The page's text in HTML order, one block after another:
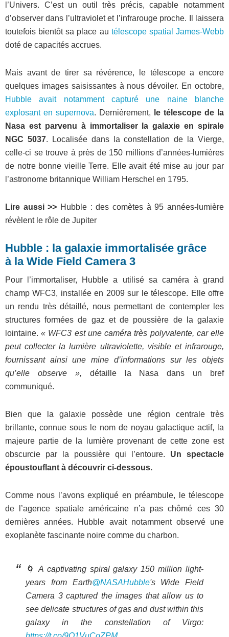
l’Univers. C’est un outil très précis, capable notamment
d’observer dans l’ultraviolet et l’infrarouge proche. Il laissera
toutefois bientôt sa place au télescope spatial James-Webb
doté de capacités accrues.
Mais avant de tirer sa révérence, le télescope a encore
quelques images saisissantes à nous dévoiler. En octobre,
Hubble avait notamment capturé une naine blanche
explosant en supernova. Dernièrement,
le télescope de la
Nasa est parvenu à immortaliser la galaxie en spirale
NGC 5037. Localisée dans la constellation de la Vierge,
celle-ci se trouve à près de 150 millions d’années-lumières
de notre bonne vieille Terre. Elle avait été mise au jour par
l’astronome britannique William Herschel en 1795.
Lire aussi >> Hubble : des comètes à 95 années-lumière
révèlent le rôle de Jupiter
Hubble : la galaxie immortalisée grâce
à la Wide Field Camera 3
Pour l’immortaliser, Hubble a utilisé sa caméra à grand
champ WFC3, installée en 2009 sur le télescope. Elle offre
un rendu très détaillé, nous permettant de contempler les
structures formées de gaz et de poussière de la galaxie
lointaine.« WFC3 est une caméra très polyvalente, car elle
peut collecter la lumière ultraviolette, visible et infrarouge,
fournissant ainsi une mine d’informations sur les objets
qu’elle observe », détaille la Nasa dans un bref
communiqué.
Bien que la galaxie possède une région centrale très
brillante, connue sous le nom de noyau galactique actif, la
majeure partie de la lumière provenant de cette zone est
obscurcie par la poussière qui l’entoure. Un spectacle
époustouflant à découvrir ci-dessous.
Comme nous l’avons expliqué en préambule, le télescope
de l’agence spatiale américaine n’a pas chômé ces 30
dernières années. Hubble avait notamment observé une
exoplanète fascinante noire comme du charbon.
🌀 A captivating spiral galaxy 150 million light-
years from Earth@NASAHubble's Wide Field
Camera 3 captured the images that allow us to
see delicate structures of gas and dust within this
galaxy in the constellation of Virgo: